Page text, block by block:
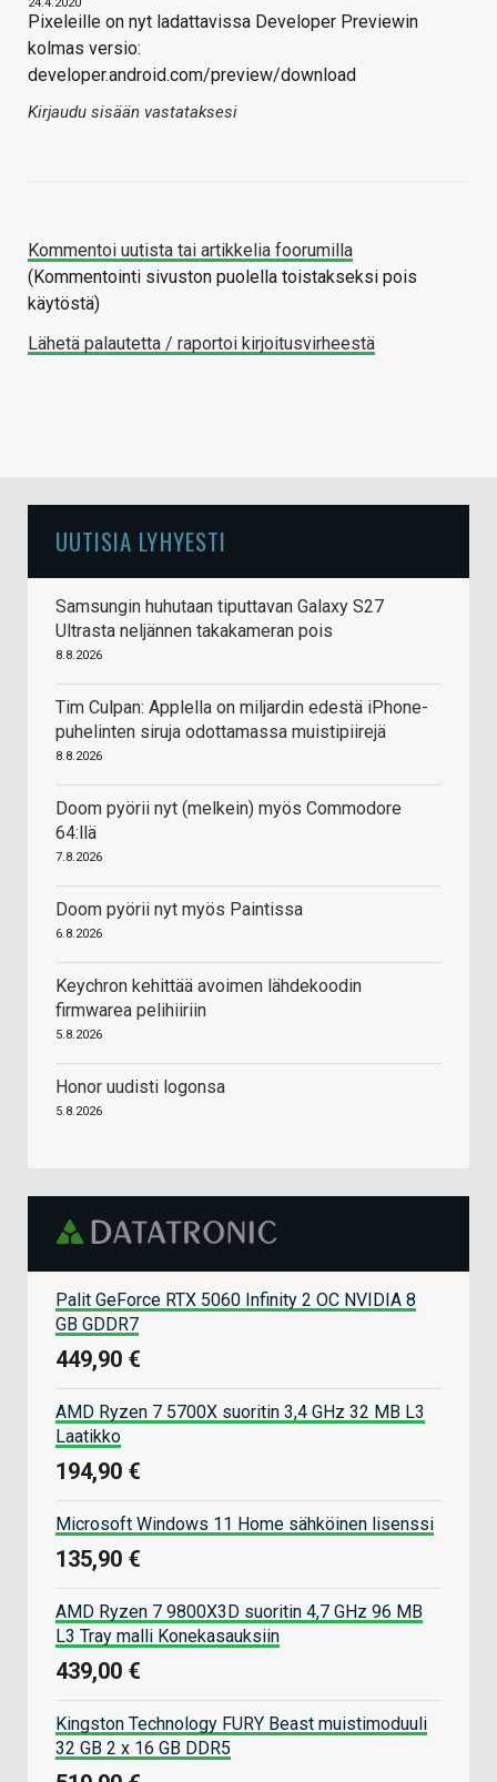
24.4.2020
Pixeleille on nyt ladattavissa Developer Previewin
kolmas versio:
developer.android.com/preview/download
Kirjaudu sisään vastataksesi
Kommentoi uutista tai artikkelia foorumilla
(Kommentointi sivuston puolella toistakseksi pois
käytöstä)
Lähetä palautetta / raportoi kirjoitusvirheestä
UUTISIA LYHYESTI
Samsungin huhutaan tiputtavan Galaxy S27
Ultrasta neljännen takakameran pois
8.8.2026
Tim Culpan: Applella on miljardin edestä iPhone-
puhelinten siruja odottamassa muistipiirejä
8.8.2026
Doom pyörii nyt (melkein) myös Commodore
64:llä
7.8.2026
Doom pyörii nyt myös Paintissa
6.8.2026
Keychron kehittää avoimen lähdekoodin
firmwarea pelihiiriin
5.8.2026
Honor uudisti logonsa
5.8.2026
Palit GeForce RTX 5060 Infinity 2 OC NVIDIA 8
GB GDDR7
449,90 €
AMD Ryzen 7 5700X suoritin 3,4 GHz 32 MB L3
Laatikko
194,90 €
Microsoft Windows 11 Home sähköinen lisenssi
135,90 €
AMD Ryzen 7 9800X3D suoritin 4,7 GHz 96 MB
L3 Tray malli Konekasauksiin
439,00 €
Kingston Technology FURY Beast muistimoduuli
32 GB 2 x 16 GB DDR5